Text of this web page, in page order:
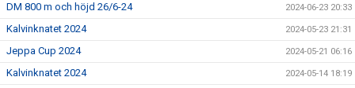
DM 800 m och höjd 26/6-24 2024-06-23 20:33
Kalvinknatet 2024 2024-05-23 21:31
Jeppa Cup 2024 2024-05-21 06:16
Kalvinknatet 2024 2024-05-14 18:19